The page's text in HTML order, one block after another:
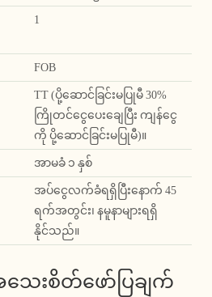
1
FOB
TT (ပို့ဆောင်ခြင်းမပြုမီ 30%
ကြိုတင်ငွေပေးချေပြီး ကျန်ငွေ
ကို ပို့ဆောင်ခြင်းမပြုမီ)။
အာမခံ ၁ နှစ်
အပ်ငွေလက်ခံရရှိပြီးနောက် 45
ရက်အတွင်း၊ နမူနာများရရှိ
နိုင်သည်။
းစိတ်ဖော်ပြချက်